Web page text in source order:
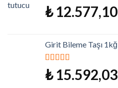
₺12.577,10
Girit Bileme Taşı 1kğ
5 üzerinden
5.00oy aldı
₺15.592,03